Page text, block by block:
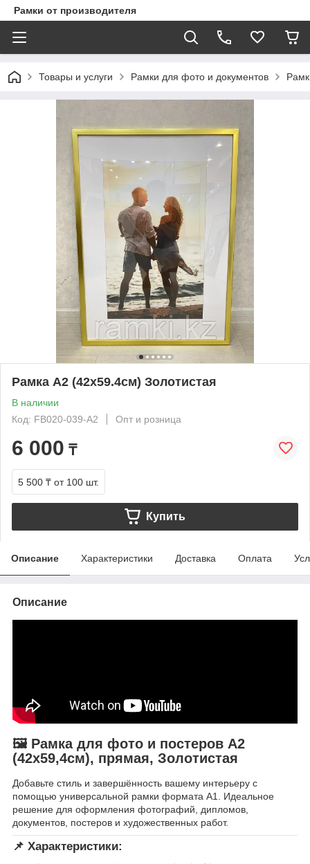
Рамки от производителя
Товары и услуги Рамки для фото и документов
Рамка А2 (42х59.4см) Золотистая
В наличии
Код: FB020-039-A2
Опт и розница
6 000 ₸
5 500 ₸ от 100 шт.
Купить
Описание Характеристики Доставка Оплата
Описание
🖼 Рамка для фото и постеров A2
(42х59,4см), прямая, Золотистая
Добавьте стиль и завершённость вашему интерьеру с
помощью универсальной рамки формата A1. Идеальное
решение для оформления фотографий, дипломов,
документов, постеров и художественных работ.
📌 Характеристики: